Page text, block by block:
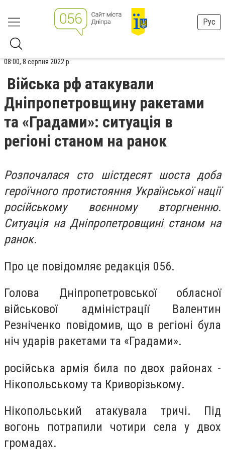
Рус
08:00, 8 серпня 2022 р.
Війська рф атакували
Дніпропетровщину ракетами
та «Градами»: ситуація в
регіоні станом на ранок
Розпочалася сто шістдесят шоста доба
героїчного протистояння Української нації
російському воєнному вторгненню.
Ситуація на Дніпропетровщині станом на
ранок.
Про це повідомляє редакція 056.
Голова Дніпропетровської обласної
військової адміністрації Валентин
Резніченко повідомив, що в регіоні була
ніч ударів ракетами та «Градами».
російська армія била по двох районах -
Нікопольському та Криворізькому.
Нікопольський атакувала тричі. Під
вогонь потрапили чотири села у двох
громадах.